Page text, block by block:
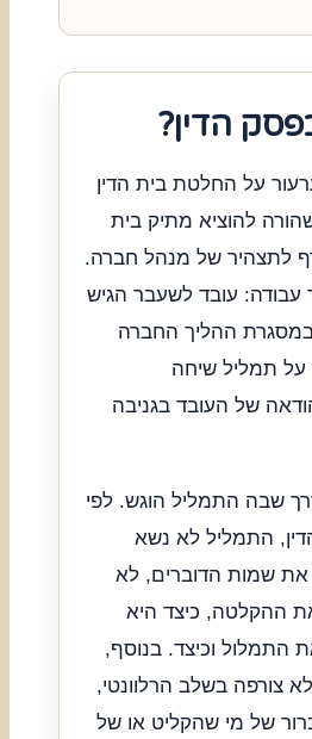
הדין?
על החלטת בית הדין
להוציא מתיק בית
לתצהיר של מנהל חברה.
עבודה: עובד לשעבר הגיש
ההליך החברה
תמליל שיחה
של העובד בגניבה
שבה התמליל הוגש. לפי
התמליל לא נשא
את שמות הדוברים, לא
ההקלטה, כיצד היא
התמלול וכיצד. בנוסף,
צורפה בשלב הרלוונטי,
של מי שהקליט או של